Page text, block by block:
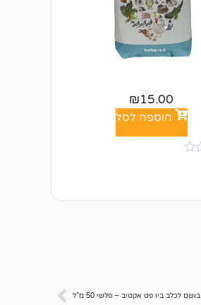
₪15.00
הוספה לסל
בושם לכלב ביו פט אקטיב – פלשי 50 מ”ל